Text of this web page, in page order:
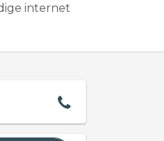
internet